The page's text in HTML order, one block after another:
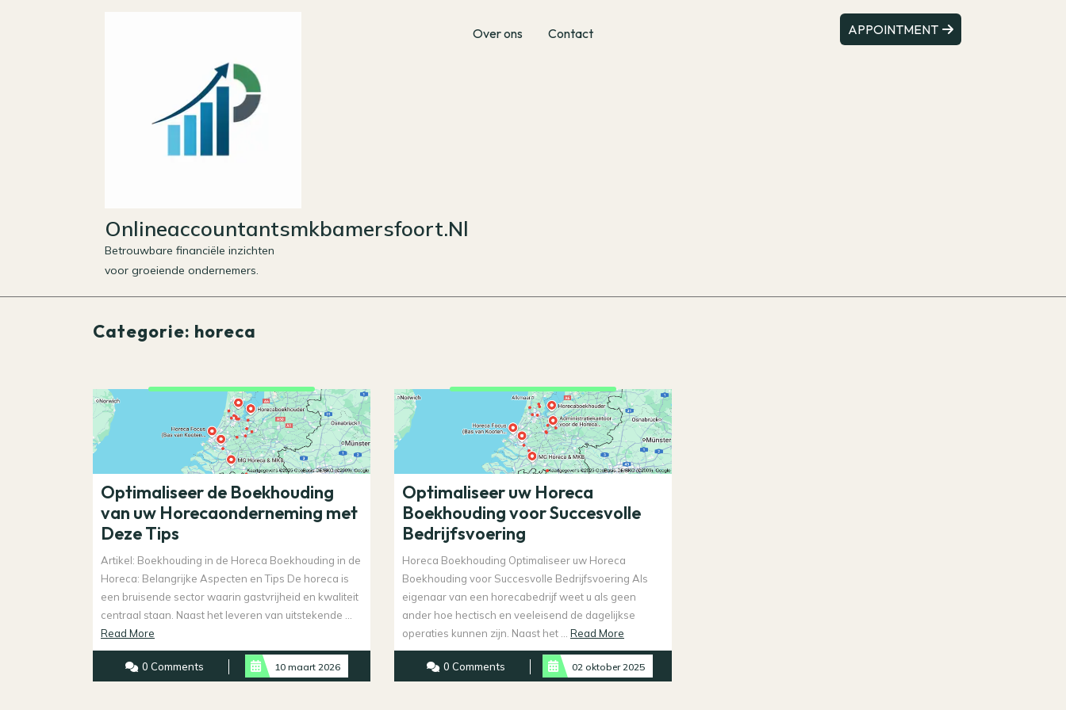
Onlineaccountantsmkbamersfoort.nl
Betrouwbare financiële inzichten
voor groeiende ondernemers.
Over ons Contact APPOINTMENT
Categorie: horeca
Optimaliseer de Boekhouding
van uw Horecaonderneming met
Deze Tips
Artikel: Boekhouding in de Horeca Boekhouding in de
Horeca: Belangrijke Aspecten en Tips De horeca is
een bruisende sector waarin gastvrijheid en kwaliteit
centraal staan. Naast het leveren van uitstekende ...
Read More
More
0 Comments
10 maart 2026
Optimaliseer uw Horeca
Boekhouding voor Succesvolle
Bedrijfsvoering
Horeca Boekhouding Optimaliseer uw Horeca
Boekhouding voor Succesvolle Bedrijfsvoering Als
eigenaar van een horecabedrijf weet u als geen
ander hoe hectisch en veeleisend de dagelijkse
operaties kunnen zijn. Naast het ... Read More
More
0 Comments
02 oktober 2025